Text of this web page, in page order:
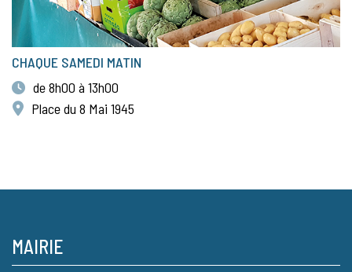
CHAQUE SAMEDI MATIN
de 8h00 à 13h00
Place du 8 Mai 1945
MAIRIE